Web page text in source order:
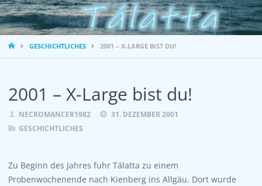
STARTSEITE
GESCHICHTLICHES 2001 – X-LARGE BIST DU!
2001 – X-Large bist du!
NECROMANCER1982
31. DEZEMBER 2001
GESCHICHTLICHES
Zu Beginn des Jahres fuhr Tálatta zu einem
Probenwochenende nach Kienberg ins Allgäu. Dort wurde